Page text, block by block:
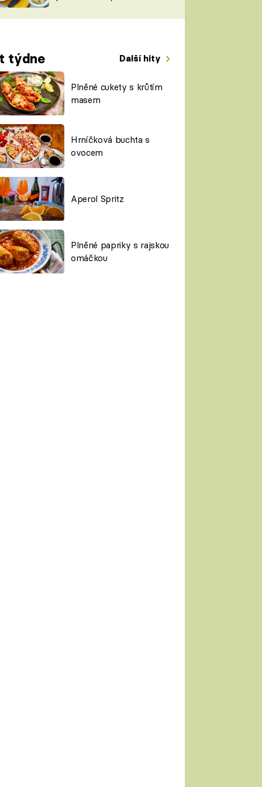
týdne Další hity
Plněné cukety s krůtím
masem
Hrníčková buchta s
ovocem
Aperol Spritz
Plněné papriky s rajskou
omáčkou